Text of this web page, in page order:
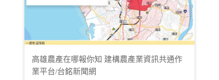
高雄農產在哪報你知 建構農產業資訊共通作
業平台/台銘新聞網